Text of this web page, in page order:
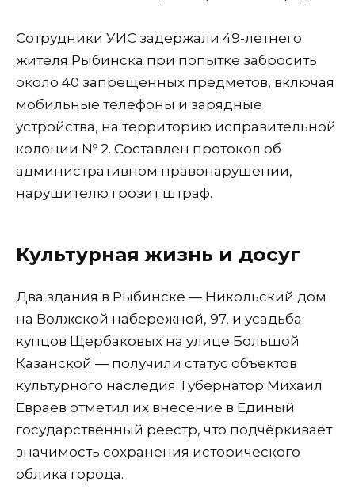
Сотрудники УИС задержали 49-летнего
жителя Рыбинска при попытке забросить
около 40 запрещённых предметов, включая
мобильные телефоны и зарядные
устройства, на территорию исправительной
колонии № 2. Составлен протокол об
административном правонарушении,
нарушителю грозит штраф.
Культурная жизнь и досуг
Два здания в Рыбинске — Никольский дом
на Волжской набережной, 97, и усадьба
купцов Щербаковых на улице Большой
Казанской — получили статус объектов
культурного наследия. Губернатор Михаил
Евраев отметил их внесение в Единый
государственный реестр, что подчёркивает
значимость сохранения исторического
облика города.